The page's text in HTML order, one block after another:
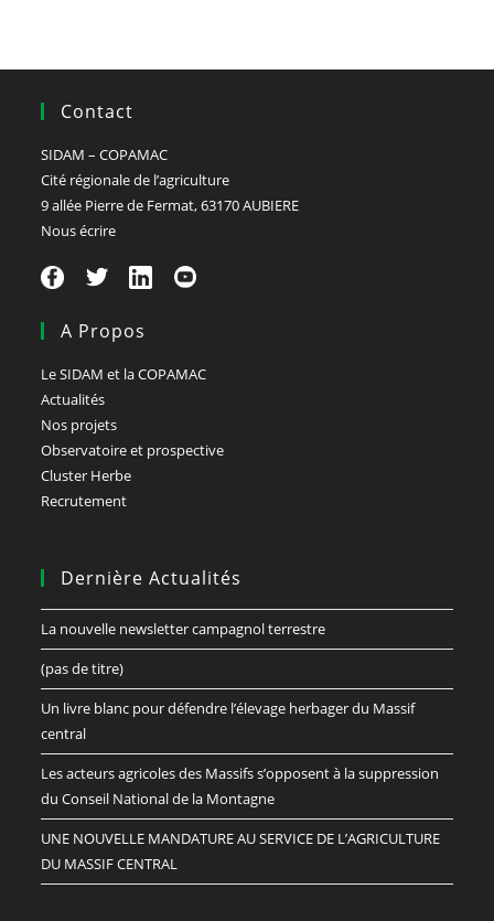
Contact
SIDAM – COPAMAC
Cité régionale de l’agriculture
9 allée Pierre de Fermat, 63170 AUBIERE
Nous écrire
A Propos
Le SIDAM et la COPAMAC
Actualités
Nos projets
Observatoire et prospective
Cluster Herbe
Recrutement
Dernière Actualités
La nouvelle newsletter campagnol terrestre
(pas de titre)
Un livre blanc pour défendre l’élevage herbager du Massif
central
Les acteurs agricoles des Massifs s’opposent à la suppression
du Conseil National de la Montagne
UNE NOUVELLE MANDATURE AU SERVICE DE L’AGRICULTURE
DU MASSIF CENTRAL